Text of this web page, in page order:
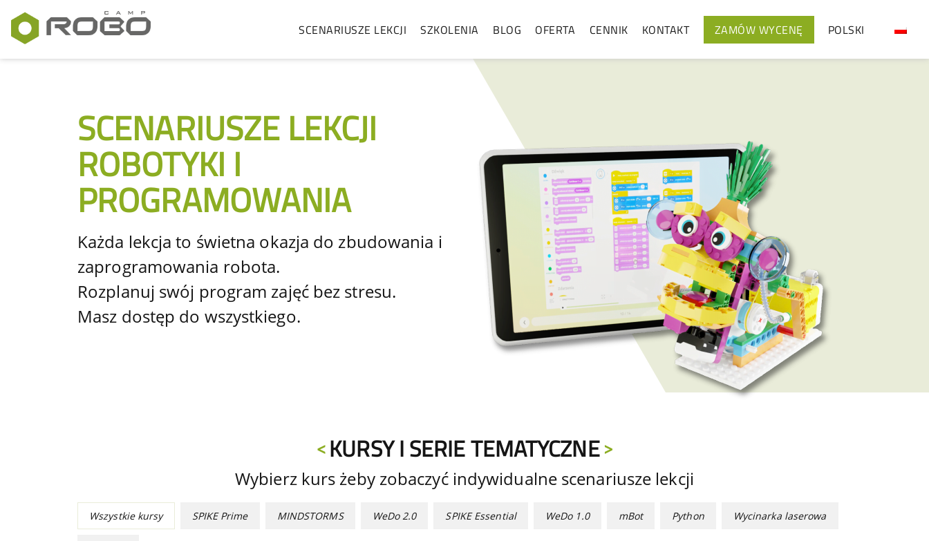
SCENARIUSZE LEKCJI SZKOLENIA BLOG OFERTA CENNIK KONTAKT ZAMÓW WYCENĘ POLSKI
SCENARIUSZE LEKCJI
ROBOTYKI I
PROGRAMOWANIA
Każda lekcja to świetna okazja do zbudowania i
zaprogramowania robota.
Rozplanuj swój program zajęć bez stresu.
Masz dostęp do wszystkiego.
KURSY I SERIE TEMATYCZNE
Wybierz kurs żeby zobaczyć indywidualne scenariusze lekcji
Wszystkie kursy SPIKE Prime MINDSTORMS WeDo 2.0 SPIKE Essential WeDo 1.0 mBot Python Wycinarka laserowa